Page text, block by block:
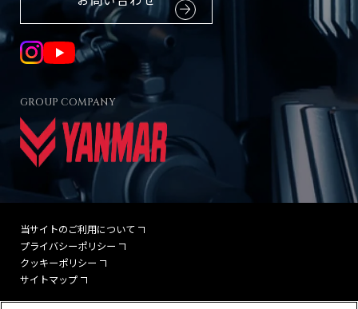
マリンギヤ・電動機器
工作機械
見つけてみよう！神崎製品
製品カタログダウンロード
トップメッセージ
経営理念
会社概要
沿革
サステナビリティ
お問い合わせ
お問い合わせトップ
油圧機器・トランスミッション・
マリンギヤ・電動機器に関する
お問い合わせ
工作機械に関するお問い合わせ
製品カタログダウンロード
JA
GROUP COMPANY
当サイトのご利用について
プライバシーポリシー
クッキーポリシー
サイトマップ